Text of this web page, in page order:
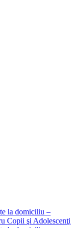
la domiciliu –
Copii şi Adolescenţi